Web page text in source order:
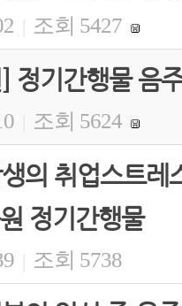
| 조회 5427
] 정기간행물 음
조회 5624
의 취업스트레
정기간행물
| 조회 5738